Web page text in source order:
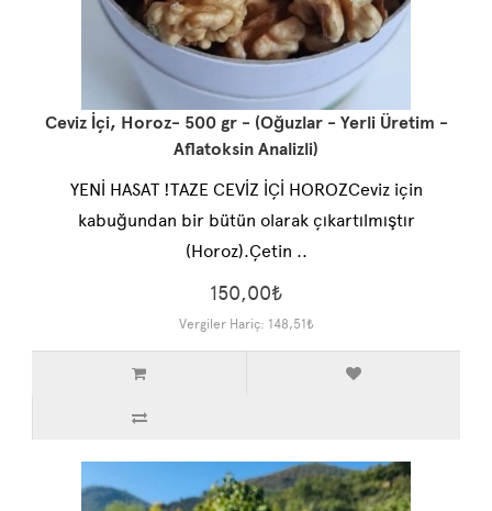
Ceviz İçi, Horoz- 500 gr - (Oğuzlar - Yerli Üretim -
Aflatoksin Analizli)
YENİ HASAT !TAZE CEVİZ İÇİ HOROZCeviz için
kabuğundan bir bütün olarak çıkartılmıştır
(Horoz).Çetin ..
150,00₺
Vergiler Hariç: 148,51₺